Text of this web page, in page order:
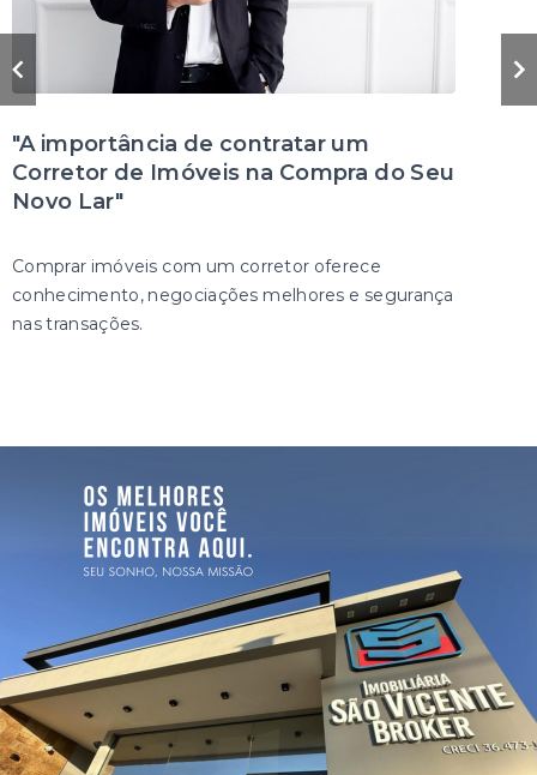
"A importância de contratar um
Corretor de Imóveis na Compra do Seu
Novo Lar"
Comprar imóveis com um corretor oferece
conhecimento, negociações melhores e segurança
nas transações.